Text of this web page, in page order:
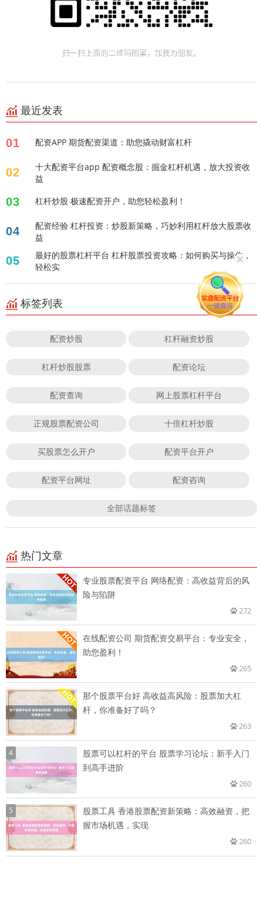
最近发表
01 配资APP 期货配资渠道：助您撬动财富杠杆
02
十大配资平台app 配资概念股：掘金杠杆机遇，放大投资收
益
03 杠杆炒股 极速配资开户，助您轻松盈利！
04
配资经验 杠杆投资：炒股新策略，巧妙利用杠杆放大股票收
益
05
最好的股票杠杆平台 杠杆股票投资攻略：如何购买与操作，
轻松实
标签列表
配资炒股 杠杆融资炒股
杠杆炒股股票 配资论坛
配资查询 网上股票杠杆平台
正规股票配资公司 十倍杠杆炒股
买股票怎么开户 配资平台开户
配资平台网址 配资咨询
全部话题标签
热门文章
专业股票配资平台 网络配资：高收益背后的风
险与陷阱
272
在线配资公司 期货配资交易平台：专业安全，
助您盈利！
265
那个股票平台好 高收益高风险：股票加大杠
杆，你准备好了吗？
263
4
股票可以杠杆的平台 股票学习论坛：新手入门
到高手进阶
260
5
股票工具 香港股票配资新策略：高效融资，把
握市场机遇，实现
260